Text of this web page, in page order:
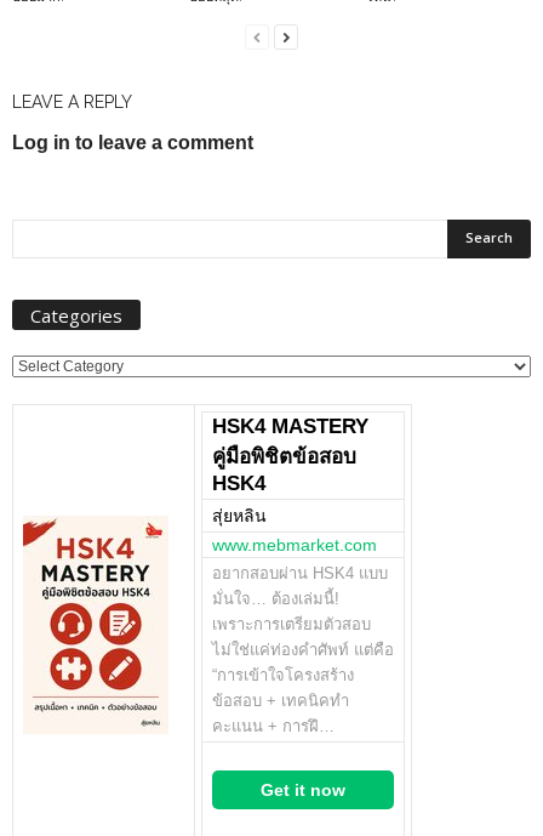
LEAVE A REPLY
Log in to leave a comment
Categories
Categories
HSK4 MASTERY
คู่มือพิชิตข้อสอบ
HSK4
สุ่ยหลิน
www.mebmarket.com
อยากสอบผ่าน HSK4 แบบ
มั่นใจ… ต้องเล่มนี้!
เพราะการเตรียมตัวสอบ
ไม่ใช่แค่ท่องคำศัพท์ แต่คือ
“การเข้าใจโครงสร้าง
ข้อสอบ + เทคนิคทำ
คะแนน + การฝึ…
Get it now